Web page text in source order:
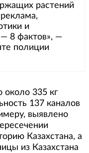
растений
и
8 фактов», —
полиции
около 335 кг
137 каналов
выявлено
Казахстана, а
из Казахстана